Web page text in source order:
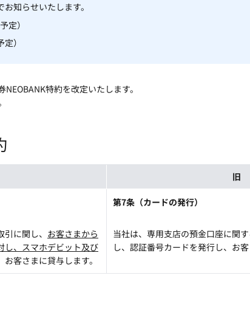
知らせいたします。
定）
）
特約を改定いたします。
旧
に関し、 お客さまから
し、スマホデビット及び
お客さまに貸与します。
第7条（カードの発行）
当社は、専用支店の預金口座に関
し、認証番号カードを発行し、お客